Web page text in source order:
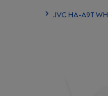
JVC HA-A9T WH